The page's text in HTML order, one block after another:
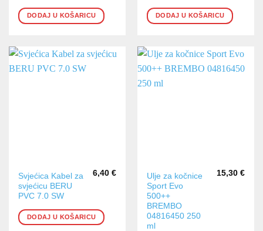
DODAJ U KOŠARICU DODAJ U KOŠARICU
Svjećica Kabel za
svjećicu BERU
PVC 7.0 SW
6,40 €
DODAJ U KOŠARICU
Ulje za kočnice
Sport Evo
500++
BREMBO
04816450 250
ml
15,30 €